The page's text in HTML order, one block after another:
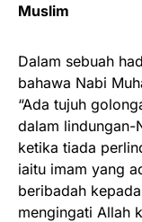
Muslim
Dalam sebuah
bahawa Nabi
“Ada tujuh
dalam lindungan-
ketika tiada
iaitu imam yang
beribadah
mengingati Allah